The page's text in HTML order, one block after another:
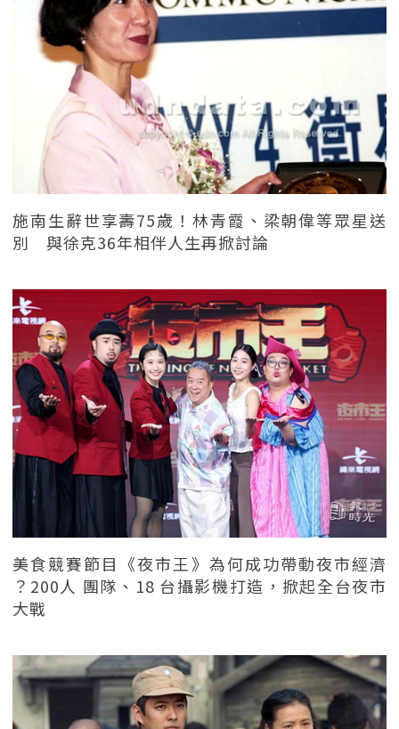
施南生辭世享壽75歲！林青霞、梁朝偉等眾星送
別 與徐克36年相伴人生再掀討論
美食競賽節目《夜市王》為何成功帶動夜市經濟
？200人 團隊、18 台攝影機打造，掀起全台夜市
大戰